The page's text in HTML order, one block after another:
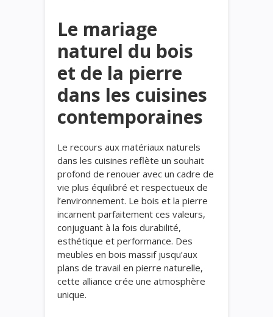
Le mariage
naturel du bois
et de la pierre
dans les cuisines
contemporaines
Le recours aux matériaux naturels
dans les cuisines reflète un souhait
profond de renouer avec un cadre de
vie plus équilibré et respectueux de
l’environnement. Le bois et la pierre
incarnent parfaitement ces valeurs,
conjuguant à la fois durabilité,
esthétique et performance. Des
meubles en bois massif jusqu’aux
plans de travail en pierre naturelle,
cette alliance crée une atmosphère
unique.